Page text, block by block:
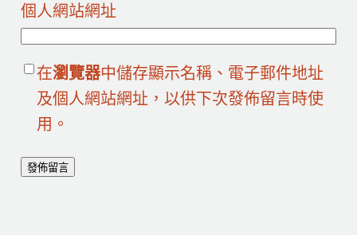
個人網站網址
在瀏覽器中儲存顯示名稱、電子郵件地址
及個人網站網址，以供下次發佈留言時使
用。